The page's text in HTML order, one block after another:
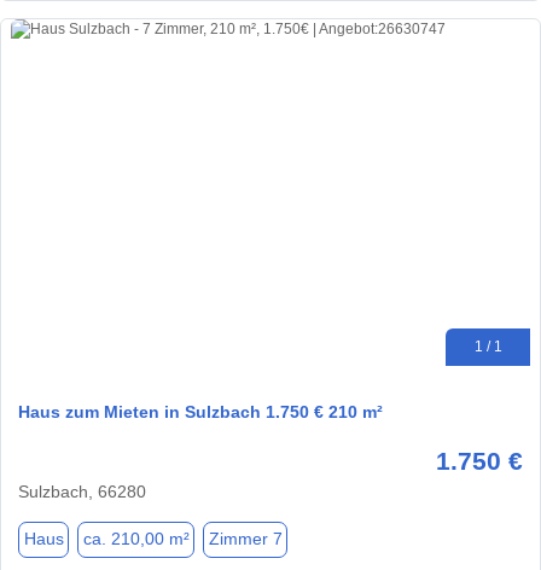
1 / 1
Haus zum Mieten in Sulzbach 1.750 € 210 m²
1.750 €
Sulzbach, 66280
Haus ca. 210,00 m² Zimmer 7